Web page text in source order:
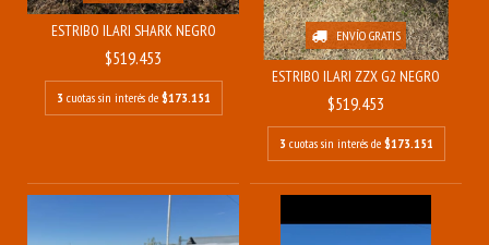
ESTRIBO ILARI SHARK NEGRO
$519.453
3 cuotas sin interés de $173.151
ENVÍO GRATIS
ESTRIBO ILARI ZZX G2 NEGRO
$519.453
3 cuotas sin interés de $173.151